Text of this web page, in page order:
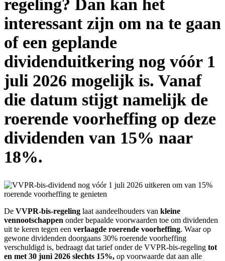
regeling? Dan kan het
interessant zijn om na te gaan
of een geplande
dividenduitkering nog vóór 1
juli 2026 mogelijk is. Vanaf
die datum stijgt namelijk de
roerende voorheffing op deze
dividenden van 15% naar
18%.
De VVPR-bis-regeling laat aandeelhouders van kleine
vennootschappen onder bepaalde voorwaarden toe om dividenden
uit te keren tegen een verlaagde roerende voorheffing. Waar op
gewone dividenden doorgaans 30% roerende voorheffing
verschuldigd is, bedraagt dat tarief onder de VVPR-bis-regeling tot
en met 30 juni 2026 slechts 15%, op voorwaarde dat aan alle